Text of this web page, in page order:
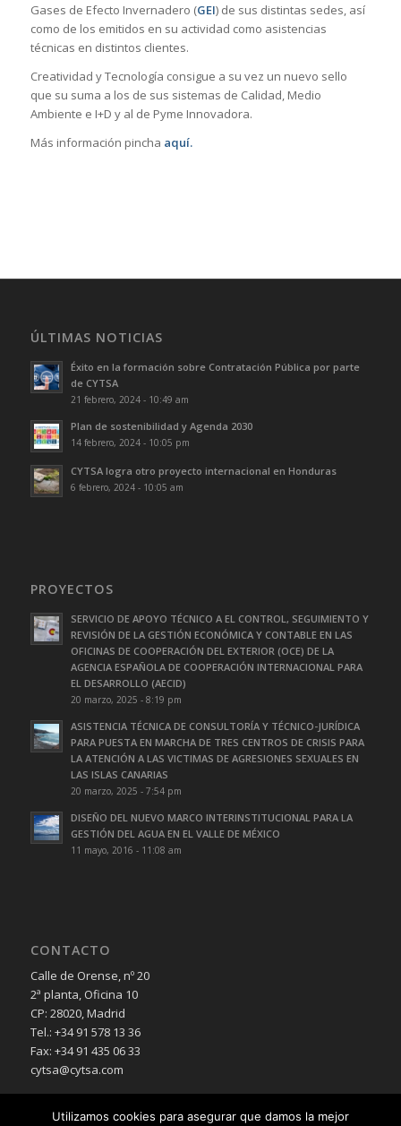
Gases de Efecto Invernadero (GEI) de sus distintas sedes, así
como de los emitidos en su actividad como asistencias
técnicas en distintos clientes.
Creatividad y Tecnología consigue a su vez un nuevo sello
que su suma a los de sus sistemas de Calidad, Medio
Ambiente e I+D y al de Pyme Innovadora.
Más información pincha aquí.
ÚLTIMAS NOTICIAS
Éxito en la formación sobre Contratación Pública por parte
de CYTSA
21 febrero, 2024 - 10:49 am
Plan de sostenibilidad y Agenda 2030
14 febrero, 2024 - 10:05 pm
CYTSA logra otro proyecto internacional en Honduras
6 febrero, 2024 - 10:05 am
PROYECTOS
SERVICIO DE APOYO TÉCNICO A EL CONTROL, SEGUIMIENTO Y
REVISIÓN DE LA GESTIÓN ECONÓMICA Y CONTABLE EN LAS
OFICINAS DE COOPERACIÓN DEL EXTERIOR (OCE) DE LA
AGENCIA ESPAÑOLA DE COOPERACIÓN INTERNACIONAL PARA
EL DESARROLLO (AECID)
20 marzo, 2025 - 8:19 pm
ASISTENCIA TÉCNICA DE CONSULTORÍA Y TÉCNICO-JURÍDICA
PARA PUESTA EN MARCHA DE TRES CENTROS DE CRISIS PARA
LA ATENCIÓN A LAS VICTIMAS DE AGRESIONES SEXUALES EN
LAS ISLAS CANARIAS
20 marzo, 2025 - 7:54 pm
DISEÑO DEL NUEVO MARCO INTERINSTITUCIONAL PARA LA
GESTIÓN DEL AGUA EN EL VALLE DE MÉXICO
11 mayo, 2016 - 11:08 am
CONTACTO
Calle de Orense, nº 20
2ª planta, Oficina 10
CP: 28020, Madrid
Tel.: +34 91 578 13 36
Fax: +34 91 435 06 33
cytsa@cytsa.com
Utilizamos cookies para asegurar que damos la mejor